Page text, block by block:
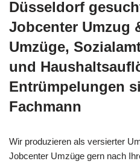
Düsseldorf
Jobcenter Umzug
Umzüge,
und
Entrümpelungen
Fachmann
Wir produzieren als versierter
Jobcenter Umzüge gern nach